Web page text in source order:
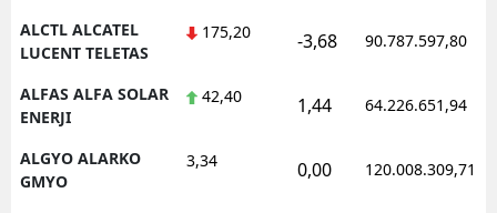
ALCTL ALCATEL
LUCENT TELETAS
175,20 -3,68 90.787.597,80
ALFAS ALFA SOLAR
ENERJI
42,40 1,44 64.226.651,94
ALGYO ALARKO
GMYO
3,34 0,00 120.008.309,71